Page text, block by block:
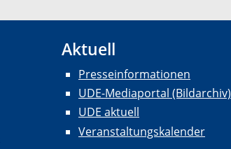
Aktuell
Presseinformationen
UDE-Mediaportal (Bildarchiv)
UDE aktuell
Veranstaltungskalender